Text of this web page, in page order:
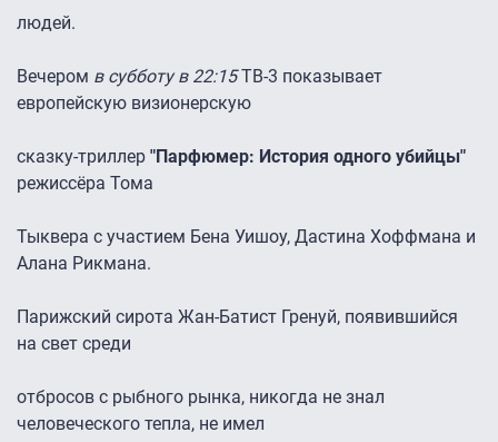
людей.
Вечером в субботу в 22:15ТВ-3 показывает
европейскую визионерскую
сказку-триллер "Парфюмер: История одного убийцы"
режиссёра Тома
Тыквера с участием Бена Уишоу, Дастина Хоффмана и
Алана Рикмана.
Парижский сирота Жан-Батист Гренуй, появившийся
на свет среди
отбросов с рыбного рынка, никогда не знал
человеческого тепла, не имел